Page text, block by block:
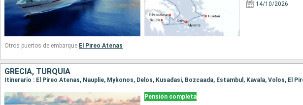
14/10/2026
Otros puertos de embarque: El Pireo Atenas
GRECIA, TURQUÍA
Pensión completa